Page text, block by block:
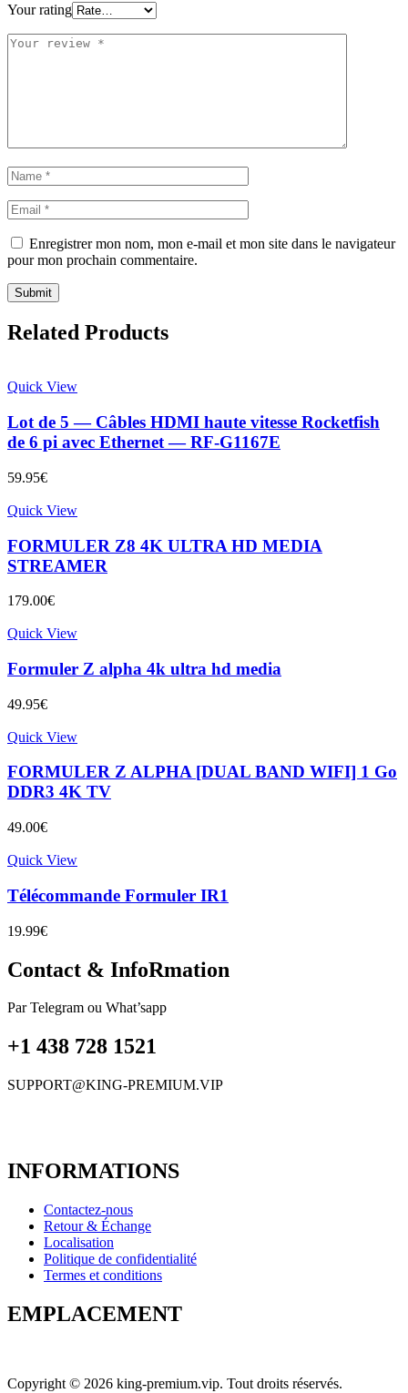
Your rating
Enregistrer mon nom, mon e-mail et mon site dans le navigateur
pour mon prochain commentaire.
Related Products
Quick View
Lot de 5 — Câbles HDMI haute vitesse Rocketfish
de 6 pi avec Ethernet — RF-G1167E
59.95€
Quick View
FORMULER Z8 4K ULTRA HD MEDIA
STREAMER
179.00€
Quick View
Formuler Z alpha 4k ultra hd media
49.95€
Quick View
FORMULER Z ALPHA [DUAL BAND WIFI] 1 Go
DDR3 4K TV
49.00€
Quick View
Télécommande Formuler IR1
19.99€
Contact & InfoRmation
Par Telegram ou What’sapp
+1 438 728 1521
SUPPORT@KING-PREMIUM.VIP
INFORMATIONS
Contactez-nous
Retour & Échange
Localisation
Politique de confidentialité
Termes et conditions
EMPLACEMENT
Copyright © 2026 king-premium.vip. Tout droits réservés.